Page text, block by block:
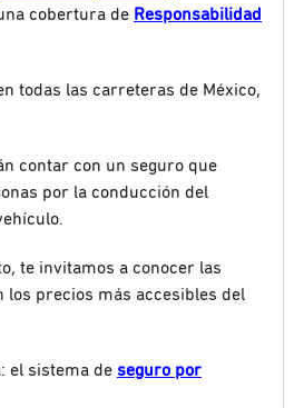
cobertura de Responsabilidad
todas las carreteras de México,
contar con un seguro que
por la conducción del
te invitamos a conocer las
los precios más accesibles del
el sistema de seguro por